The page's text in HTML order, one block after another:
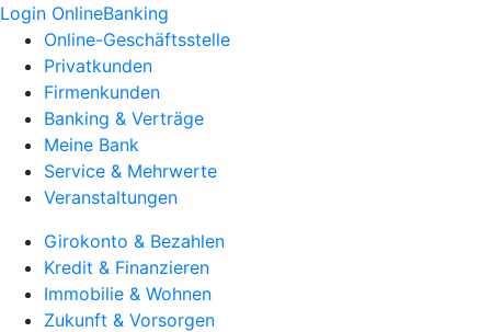
Login OnlineBanking
Online-Geschäftsstelle
Privatkunden
Firmenkunden
Banking & Verträge
Meine Bank
Service & Mehrwerte
Veranstaltungen
Girokonto & Bezahlen
Kredit & Finanzieren
Immobilie & Wohnen
Zukunft & Vorsorgen